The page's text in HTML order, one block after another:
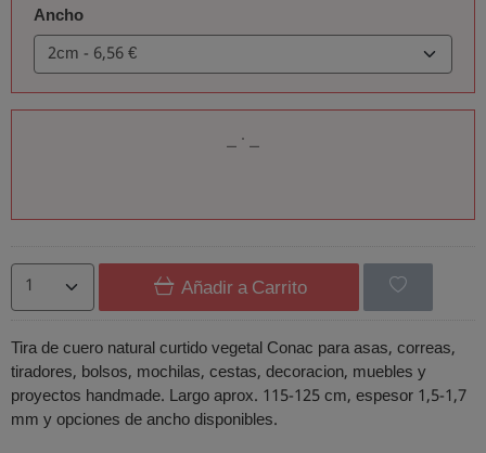
Ancho
Añadir a Carrito
Tira de cuero natural curtido vegetal Conac para asas, correas,
tiradores, bolsos, mochilas, cestas, decoracion, muebles y
proyectos handmade. Largo aprox. 115-125 cm, espesor 1,5-1,7
mm y opciones de ancho disponibles.